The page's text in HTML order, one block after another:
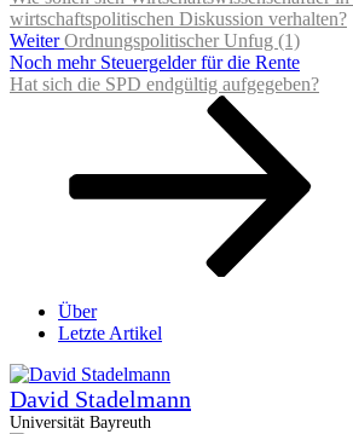
wirtschaftspolitischen Diskussion verhalten?
Nächster
Beitrag
Weiter Ordnungspolitischer Unfug (1)
Noch mehr Steuergelder für die Rente
Hat sich die SPD endgültig aufgegeben?
Über
Letzte Artikel
David Stadelmann
Universität Bayreuth